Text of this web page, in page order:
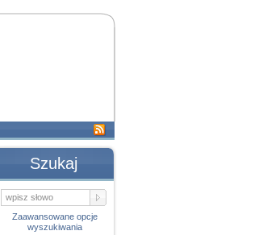
Szukaj
Zaawansowane opcje
wyszukiwania